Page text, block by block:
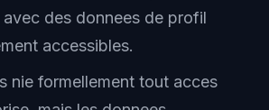
avec des donnees de profil
accessibles.
nie formellement tout acces